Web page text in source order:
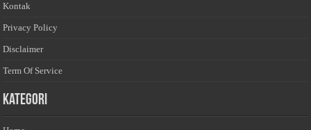
Kontak
Privacy Policy
Disclaimer
Term Of Service
Kategori